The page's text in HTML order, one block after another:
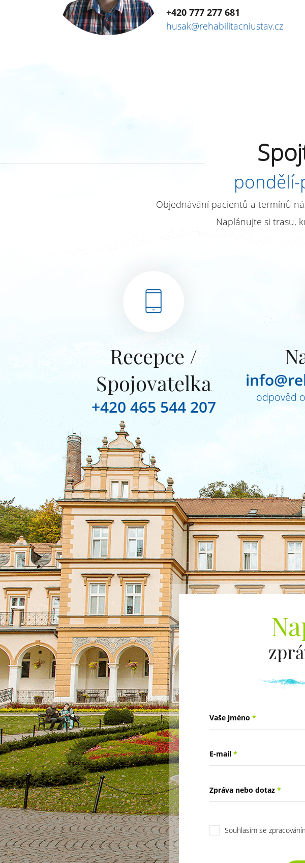
+420 777 277 681
husak@rehabilitacniustav.cz
pondělí-
Objednávání pacientů a termínů
Naplánujte si trasu,
Recepce /
Spojovatelka
+420 465 544 207 odpověd
Vaše jméno *
E-mail *
Zpráva nebo dotaz *
Souhlasím se